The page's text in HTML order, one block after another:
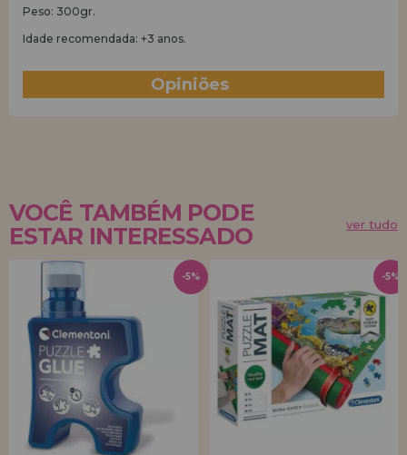
Peso: 300gr.
Idade recomendada: +3 anos.
Opiniões
VOCÊ TAMBÉM PODE
ESTAR INTERESSADO
ver tudo
-5% -5%